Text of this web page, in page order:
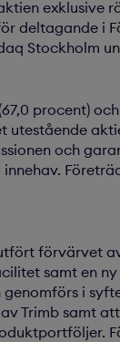
exklusive
deltagande i
Stockholm
procent)
utestående
och
förvärvet
samt en
genomförs i
Trimb samt